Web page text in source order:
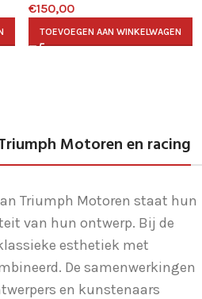
€150,00
TOEVOEGEN AAN WINKELWAGEN
Motoren en racing
Triumph Motoren staat hun
van hun ontwerp. Bij de
esthetiek met
De samenwerkingen
en kunstenaars